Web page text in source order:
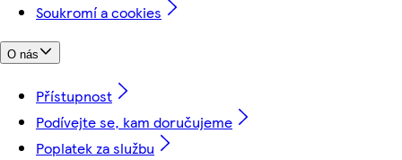
Soukromí a cookies
O nás
Přístupnost
Podívejte se, kam doručujeme
Poplatek za službu